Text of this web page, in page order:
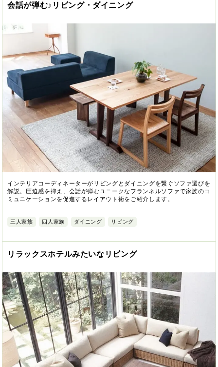
会話が弾む♪リビング・ダイニング
インテリアコーディネーターがリビングとダイニングを繋ぐソファ選びを
解説。圧迫感を抑え、会話が弾むユニークなフランネルソファで家族のコ
ミュニケーションを促進するレイアウト術をご紹介します。
三人家族 四人家族 ダイニング リビング
リラックスホテルみたいなリビング